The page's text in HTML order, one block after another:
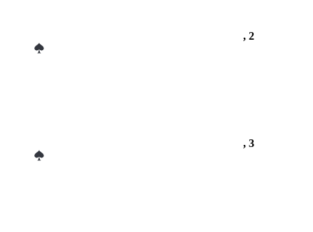
, 2
, 3